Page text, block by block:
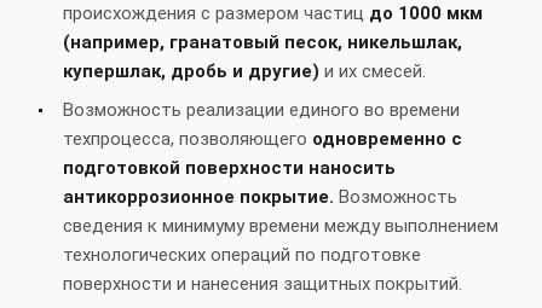
происхождения с размером частиц до 1000 мкм
(например, гранатовый песок, никельшлак,
купершлак, дробь и другие) и их смесей.
Возможность реализации единого во времени
техпроцесса, позволяющего одновременно с
подготовкой поверхности наносить
антикоррозионное покрытие. Возможность
сведения к минимуму времени между выполнением
технологических операций по подготовке
поверхности и нанесения защитных покрытий.